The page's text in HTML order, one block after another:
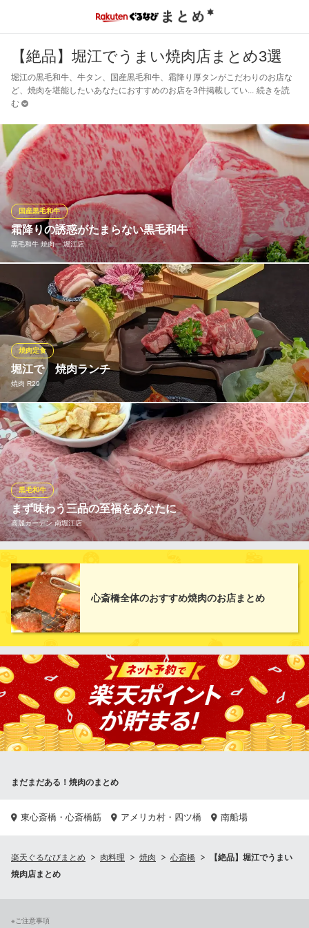
【絶品】堀江でうまい焼肉店まとめ3選
堀江の黒毛和牛、牛タン、国産黒毛和牛、霜降り厚タンがこだわりのお店な
ど、焼肉を堪能したいあなたにおすすめのお店を3件掲載してい
続きを読
む
霜降りの誘惑がたまらない黒毛和牛
黒毛和牛 焼肉一 堀江店
国産黒毛和牛
上質な黒毛和牛のみを厳選！安定した質でお届けできるよう、あ
えて産地・ブランドは絞っておりません。美しい霜降りは舌の上
でじゅわ～っととろける極上の味。見ているだけでも思わず笑顔
がこぼれます！この最高級肉を、精肉店直営ならではのお手頃価
格でお届け。極上の味をぜひお気軽にお試しください！
黒毛和牛 焼肉一 堀江店
最高級焼肉をお手頃に
大阪メトロ長堀鶴見緑地線西大橋駅 徒歩3分
大阪府大阪市西区北堀江1-22-4
堀江で 焼肉ランチ
焼肉 R29
焼肉定食
堀江で 焼肉ランチ するなら 焼肉R29 へ 1000円～2000円台のラ
ンチメニューが中心で普段のランチ使いやちょっと贅沢に夜のメ
ニューも全てオーダー可能です。ランチタイムは12：00～15：00
週末の 堀江 心斎橋 での街ブラ、ショッピング後の遅めのランチ
にもご利用ください♪ 昼焼肉 昼飲み お昼も お一人さまOK
焼肉 R29
焼肉
大阪メトロ四つ橋線四ツ橋駅 徒歩3分
大阪府大阪市西区北堀江1-15-7 1F
まず味わう三品の至福をあなたに
高麗ガーデン 南堀江店
黒毛和牛
三品はいずれも素材選びから仕込みまで妥協なく、手仕事の技を
尽くした逸品です。上ロースの焼きしゃぶは上質なハネシタのみ
を使用。名物・高麗ハラミは秘伝ダレに三日間漬け込む伝統の
味。肉寿司は厳選和牛を部位ごとに活かし、一貫ずつ丁寧に仕上
げています。
高麗ガーデン 南堀江店
焼肉・冷麺・肉寿司
大阪メトロ長堀鶴見緑地線ドーム前千代崎駅 徒歩6分
大阪府大阪市西区南堀江4-32-11
心斎橋全体のおすすめ焼肉のお店まとめ
まだまだある！焼肉のまとめ
東心斎橋・心斎橋筋 アメリカ村・四ツ橋 南船場
楽天ぐるなびまとめ 肉料理 焼肉 心斎橋
【絶品】堀江でうまい
焼肉店まとめ
※ご注意事項